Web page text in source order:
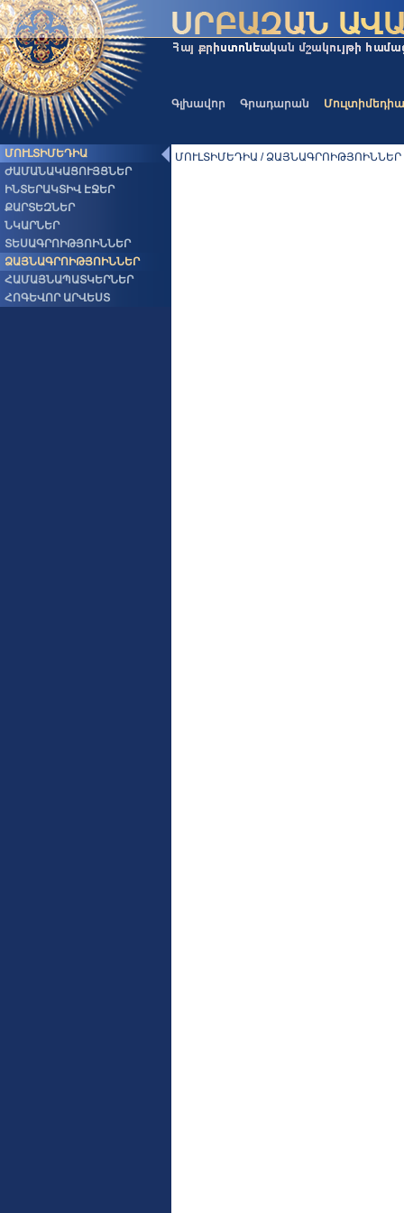
Գլխավոր Գրադարան Մուլտիմեդիա
ՄՈՒԼՏԻՄԵԴԻԱ
ԺԱՄԱՆԱԿԱՑՈՒՅՑՆԵՐ
ԻՆՏԵՐԱԿՏԻՎ ԷՋԵՐ
ՔԱՐՏԵԶՆԵՐ
ՆԿԱՐՆԵՐ
ՏԵՍԱԳՐՈԻԹՅՈԻՆՆԵՐ
ՁԱՅՆԱԳՐՈԻԹՅՈԻՆՆԵՐ
ՀԱՄԱՅՆԱՊԱՏԿԵՐՆԵՐ
ՀՈԳԵՎՈՐ ԱՐՎԵՍՏ
ՄՈՒԼՏԻՄԵԴԻԱ / ՁԱՅՆԱԳՐՈԻԹՅՈԻՆՆԵՐ